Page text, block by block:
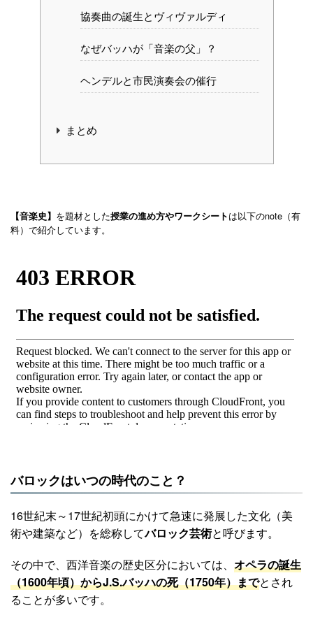
協奏曲の誕生とヴィヴァルディ
なぜバッハが「音楽の父」？
ヘンデルと市民演奏会の催行
まとめ
【音楽史】 を題材とした授業の進め方やワークシートは以下のnote（有
料）で紹介しています。
バロックはいつの時代のこと？
16世紀末～17世紀初頭にかけて急速に発展した文化（美
術や建築など）を総称してバロック芸術と呼びます。
その中で、西洋音楽の歴史区分においては、 オペラの誕生
（1600年頃）からJ.S.バッハの死（1750年）までとされ
ることが多いです。